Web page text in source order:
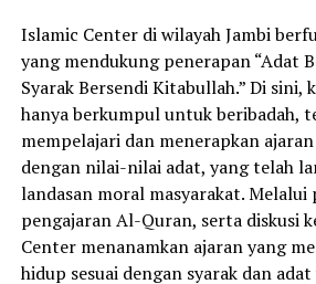
Islamic Center di wilayah Jambi
yang mendukung penerapan “Adat
Syarak Bersendi Kitabullah.” Di sini,
hanya berkumpul untuk beribadah,
mempelajari dan menerapkan
dengan nilai-nilai adat, yang telah
landasan moral masyarakat. Melalui
pengajaran Al-Quran, serta diskusi
Center menanamkan ajaran yang
hidup sesuai dengan syarak dan